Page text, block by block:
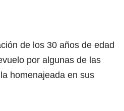
de los 30 años de edad
por algunas de las
homenajeada en sus